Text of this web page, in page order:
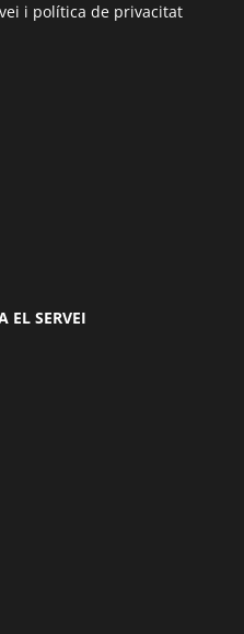
i política de privacitat
EL SERVEI